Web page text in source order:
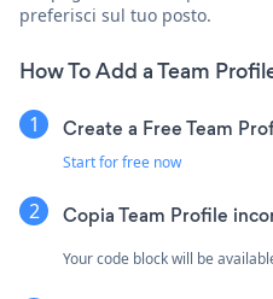
preferisci sul tuo posto.
How To Add a Team
Create a Free Team
Start for free now
Copia Team Profile
Your code block will be